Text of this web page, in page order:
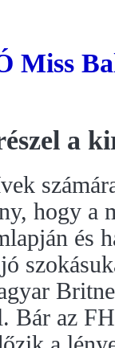
Miss
a
hogy a
és
Bár az